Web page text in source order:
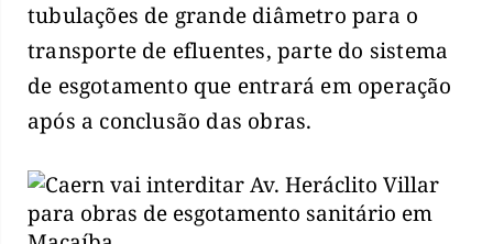
tubulações de grande diâmetro para o
transporte de efluentes, parte do sistema
de esgotamento que entrará em operação
após a conclusão das obras.